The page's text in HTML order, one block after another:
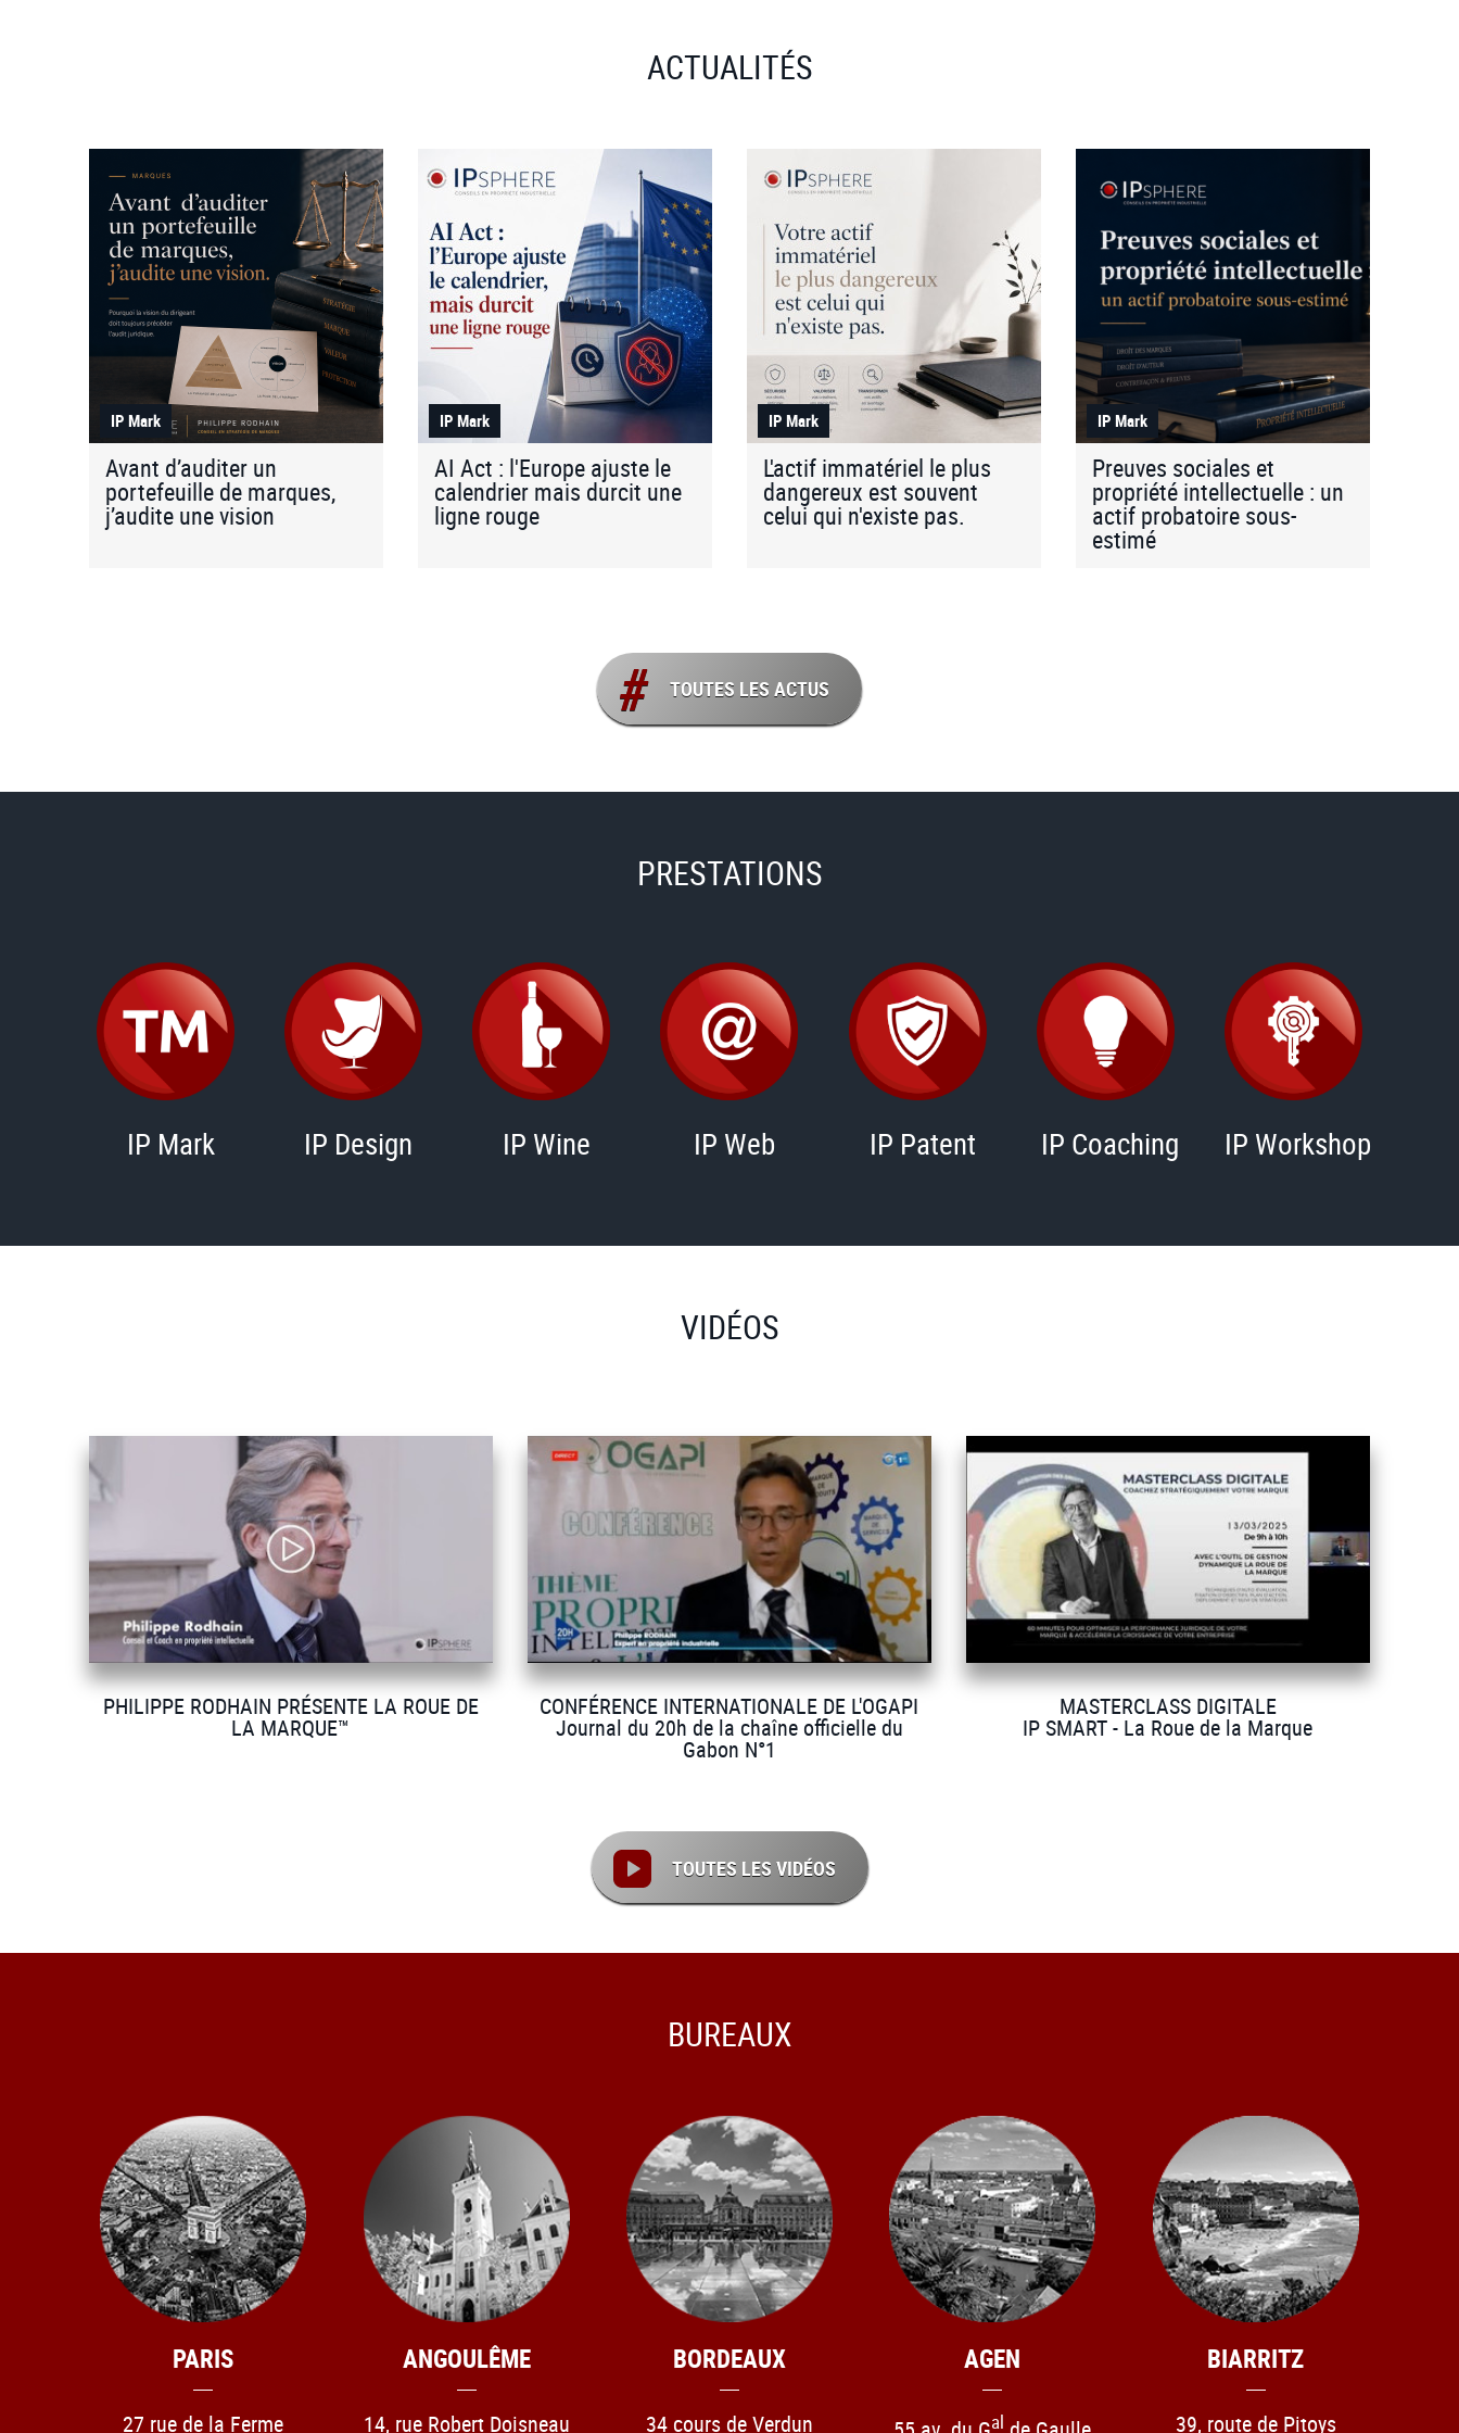
ACTUALITÉS
IP Mark
Avant d’auditer un
portefeuille de marques,
j’audite une vision
IP Mark
AI Act : l'Europe ajuste le
calendrier mais durcit une
ligne rouge
IP Mark
L'actif immatériel le plus
dangereux est souvent
celui qui n'existe pas.
IP Mark
Preuves sociales et
propriété intellectuelle : un
actif probatoire sous-
estimé
TOUTES LES ACTUS
PRESTATIONS
IP Mark IP Design IP Wine IP Web IP Patent IP Coaching IP Workshop
VIDÉOS
PHILIPPE RODHAIN PRÉSENTE LA ROUE DE
LA MARQUE™
CONFÉRENCE INTERNATIONALE DE L'OGAPI
Journal du 20h de la chaîne officielle du
Gabon N°1
MASTERCLASS DIGITALE
IP SMART - La Roue de la Marque
TOUTES LES VIDÉOS
BUREAUX
PARIS
27 rue de la Ferme
ANGOULÊME
14, rue Robert Doisneau
BORDEAUX
34 cours de Verdun
AGEN
al
BIARRITZ
39, route de Pitoys